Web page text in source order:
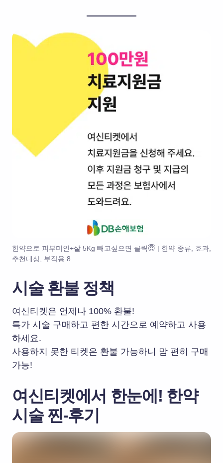
한약으로 피부미인+살 5Kg 빼고싶으면 클릭😇 | 한약 종류, 효과,
추천대상, 부작용 8
시술 환불 정책
여신티켓은 언제나 100% 환불!
특가 시술 구매하고 편한 시간으로 예약하고 사용
하세요.
사용하지 못한 티켓은 환불 가능하니 맘 편히 구매
가능!
여신티켓에서 한눈에! 한약
시술 찐-후기